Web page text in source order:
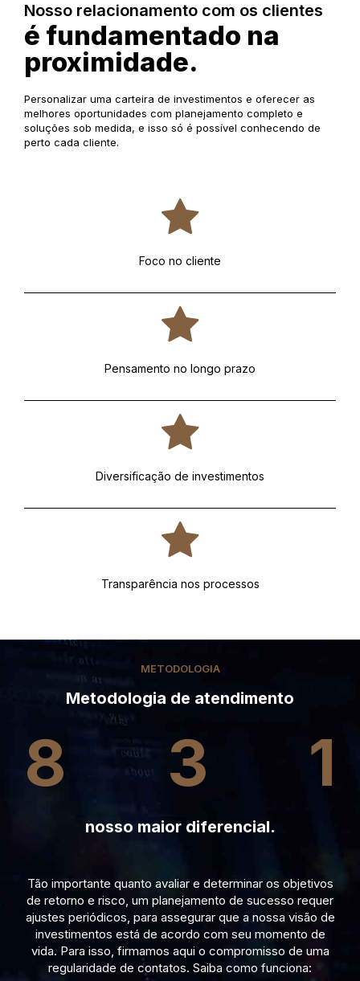
Nosso relacionamento com os clientes
é fundamentado na
proximidade.
Personalizar uma carteira de investimentos e oferecer as
melhores oportunidades com planejamento completo e
soluções sob medida, e isso só é possível conhecendo de
perto cada cliente.
Foco no cliente
Pensamento no longo prazo
Diversificação de investimentos
Transparência nos processos
METODOLOGIA
Metodologia de atendimento
8 3 1
nosso maior diferencial.
Tão importante quanto avaliar e determinar os objetivos
de retorno e risco, um planejamento de sucesso requer
ajustes periódicos, para assegurar que a nossa visão de
investimentos está de acordo com seu momento de
vida. Para isso, firmamos aqui o compromisso de uma
regularidade de contatos. Saiba como funciona: